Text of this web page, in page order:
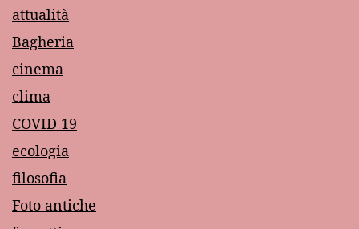
attualità
Bagheria
cinema
clima
COVID 19
ecologia
filosofia
Foto antiche